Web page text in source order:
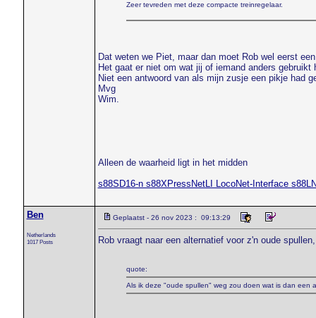
Zeer tevreden met deze compacte treinregelaar.
Dat weten we Piet, maar dan moet Rob wel eerst
Het gaat er niet om wat jij of iemand anders
Niet een antwoord van als mijn zusje een pikje had
Mvg
Wim.
Alleen de waarheid ligt in het midden
s88SD16-n s88XPressNetLI LocoNet-Interface
Ben
Netherlands
1017 Posts
Geplaatst - 26 nov 2023 : 09:13:29
Rob vraagt naar een alternatief voor z'n oude
quote:
Als ik deze "oude spullen" weg zou doen wat is dan een